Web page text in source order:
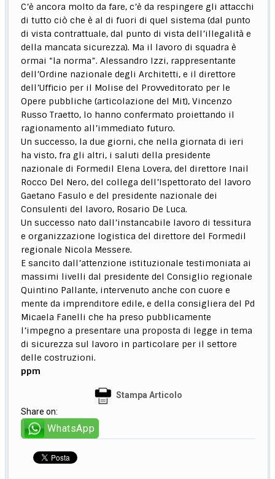
C’è ancora molto da fare, c’è da respingere gli attacchi
di tutto ciò che è al di fuori di quel sistema (dal punto
di vista contrattuale, dal punto di vista dell’illegalità e
della mancata sicurezza). Ma il lavoro di squadra è
ormai “la norma”. Alessandro Izzi, rappresentante
dell’Ordine nazionale degli Architetti, e il direttore
dell’Ufficio per il Molise del Provveditorato per le
Opere pubbliche (articolazione del Mit), Vincenzo
Russo Traetto, lo hanno confermato proiettando il
ragionamento all’immediato futuro.
Un successo, la due giorni, che nella giornata di ieri
ha visto, fra gli altri, i saluti della presidente
nazionale di Formedil Elena Lovera, del direttore Inail
Rocco Del Nero, del collega dell’Ispettorato del lavoro
Gaetano Fasulo e del presidente nazionale dei
Consulenti del lavoro, Rosario De Luca.
Un successo nato dall’instancabile lavoro di tessitura
e organizzazione logistica del direttore del Formedil
regionale Nicola Messere.
E sancito dall’attenzione istituzionale testimoniata ai
massimi livelli dal presidente del Consiglio regionale
Quintino Pallante, intervenuto anche con cuore e
mente da imprenditore edile, e della consigliera del Pd
Micaela Fanelli che ha preso pubblicamente
l’impegno a presentare una proposta di legge in tema
di sicurezza sul lavoro in particolare per il settore
delle costruzioni.
ppm
Stampa Articolo
Share on:
WhatsApp